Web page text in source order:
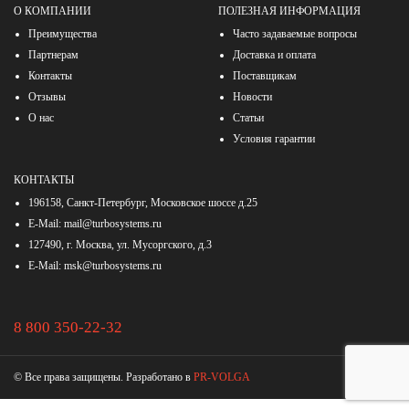
О КОМПАНИИ
Преимущества
Партнерам
Контакты
Отзывы
О нас
ПОЛЕЗНАЯ ИНФОРМАЦИЯ
Часто задаваемые вопросы
Доставка и оплата
Поставщикам
Новости
Статьи
Условия гарантии
КОНТАКТЫ
196158, Санкт-Петербург, Московское шоссе д.25
E-Mail: mail@turbosystems.ru
127490, г. Москва, ул. Мусоргского, д.3
E-Mail: msk@turbosystems.ru
8 800 350-22-32
© Все права защищены. Разработано в PR-VOLGA